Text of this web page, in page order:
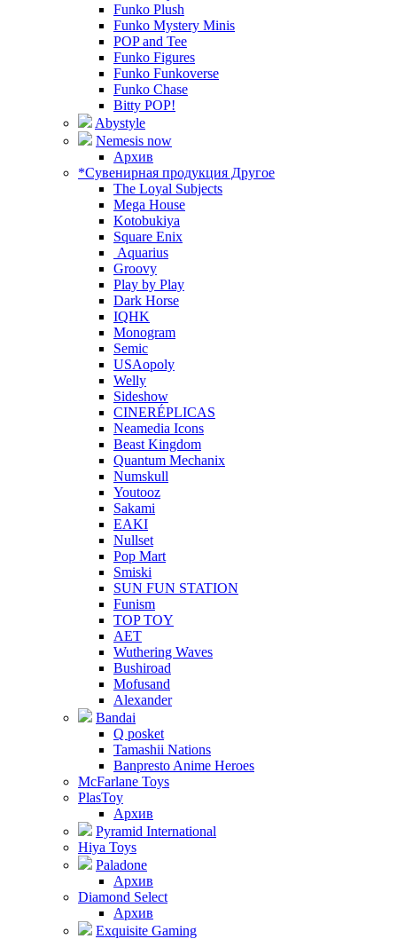
Funko Plush
Funko Mystery Minis
POP and Tee
Funko Figures
Funko Funkoverse
Funko Chase
Bitty POP!
Abystyle
Nemesis now
Архив
*Сувенирная продукция Другое
The Loyal Subjects
Mega House
Kotobukiya
Square Enix
Aquarius
Groovy
Play by Play
Dark Horse
IQHK
Monogram
Semic
USAopoly
Welly
Sideshow
CINERÉPLICAS
Neamedia Icons
Beast Kingdom
Quantum Mechanix
Numskull
Youtooz
Sakami
EAKI
Nullset
Pop Mart
Smiski
SUN FUN STATION
Funism
TOP TOY
AET
Wuthering Waves
Bushiroad
Mofusand
Alexander
Bandai
Q posket
Tamashii Nations
Banpresto Anime Heroes
McFarlane Toys
PlasToy
Архив
Pyramid International
Hiya Toys
Paladone
Архив
Diamond Select
Архив
Exquisite Gaming